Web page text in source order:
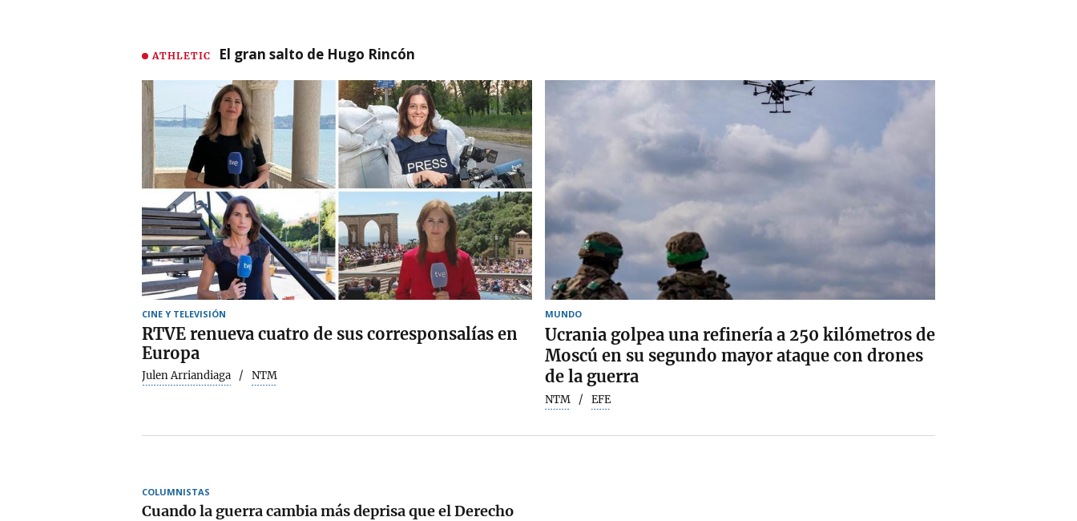
ATHLETIC El gran salto de Hugo Rincón
CINE Y TELEVISIÓN
RTVE renueva cuatro de sus corresponsalías en
Europa
Julen Arriandiaga NTM
MUNDO
Ucrania golpea una refinería a 250 kilómetros de
Moscú en su segundo mayor ataque con drones
de la guerra
NTM EFE
COLUMNISTAS
Cuando la guerra cambia más deprisa que el Derecho